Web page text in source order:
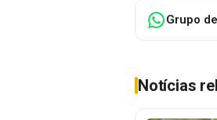
Grupo
Notícias